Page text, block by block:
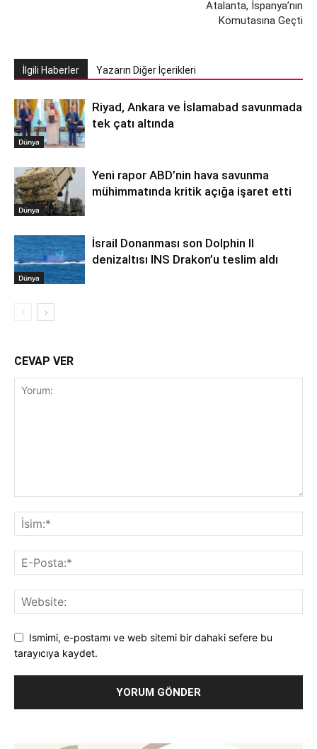
Atalanta, İspanya’nın
Komutasına Geçti
İlgili Haberler Yazarın Diğer İçerikleri
Dünya
Riyad, Ankara ve İslamabad savunmada
tek çatı altında
Dünya
Yeni rapor ABD’nin hava savunma
mühimmatında kritik açığa işaret etti
Dünya
İsrail Donanması son Dolphin II
denizaltısı INS Drakon’u teslim aldı
CEVAP VER
Ismimi, e-postamı ve web sitemi bir dahaki sefere bu
tarayıcıya kaydet.